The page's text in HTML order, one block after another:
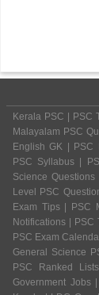
Kerala PSC | PSC
Malayalam PSC
English GK | PSC
PSC Syllabus |
Science
Level PSC
Exam Tips | PSC
Notifications |
PSC Exam
General Science
PSC Ranked
Government Jobs